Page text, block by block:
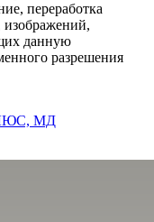
переработка
изображений,
данную
разрешения
МД